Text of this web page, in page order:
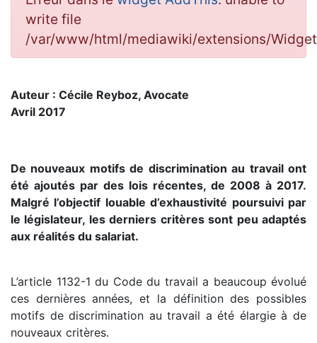
write file
/var/www/html/mediawiki/extensions/
Auteur : Cécile Reyboz, Avocate
Avril 2017
De nouveaux motifs de discrimination au travail ont
été ajoutés par des lois récentes, de 2008 à 2017.
Malgré l’objectif louable d’exhaustivité poursuivi par
le législateur, les derniers critères sont peu adaptés
aux réalités du salariat.
L’article 1132-1 du Code du travail a beaucoup évolué
ces dernières années, et la définition des possibles
motifs de discrimination au travail a été élargie à de
nouveaux critères.